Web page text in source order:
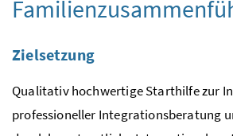
Zielsetzung
Qualitativ hochwertige Starthilfe zur
professioneller Integrationsberatung